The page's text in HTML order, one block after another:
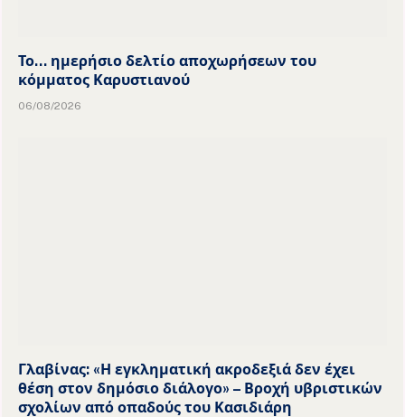
Το… ημερήσιο δελτίο αποχωρήσεων του
κόμματος Καρυστιανού
06/08/2026
Γλαβίνας: «Η εγκληματική ακροδεξιά δεν έχει
θέση στον δημόσιο διάλογο» – Βροχή υβριστικών
σχολίων από οπαδούς του Κασιδιάρη